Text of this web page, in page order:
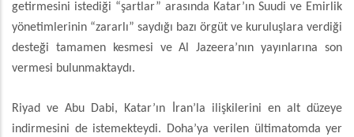
getirmesini istediği “şartlar” arasında Katar’ın Suudi ve Emirlik
yönetimlerinin “zararlı” saydığı bazı örgüt ve kuruluşlara verdiği
desteği tamamen kesmesi ve Al Jazeera’nın yayınlarına son
vermesi bulunmaktaydı.
Riyad ve Abu Dabi, Katar’ın İran’la ilişkilerini en alt düzeye
indirmesini de istemekteydi. Doha’ya verilen ültimatomda yer